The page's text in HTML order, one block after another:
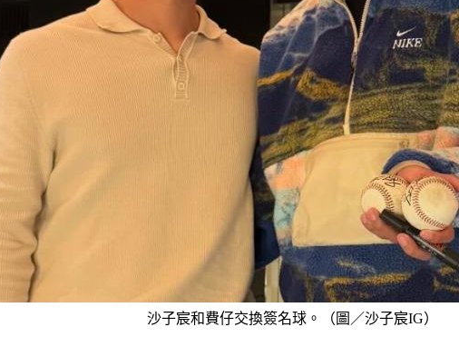
沙子宸和費仔交換簽名球。（圖／沙子宸IG）